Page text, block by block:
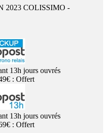
2023 COLISSIMO -
13h jours ouvrés
: Offert
13h jours ouvrés
: Offert